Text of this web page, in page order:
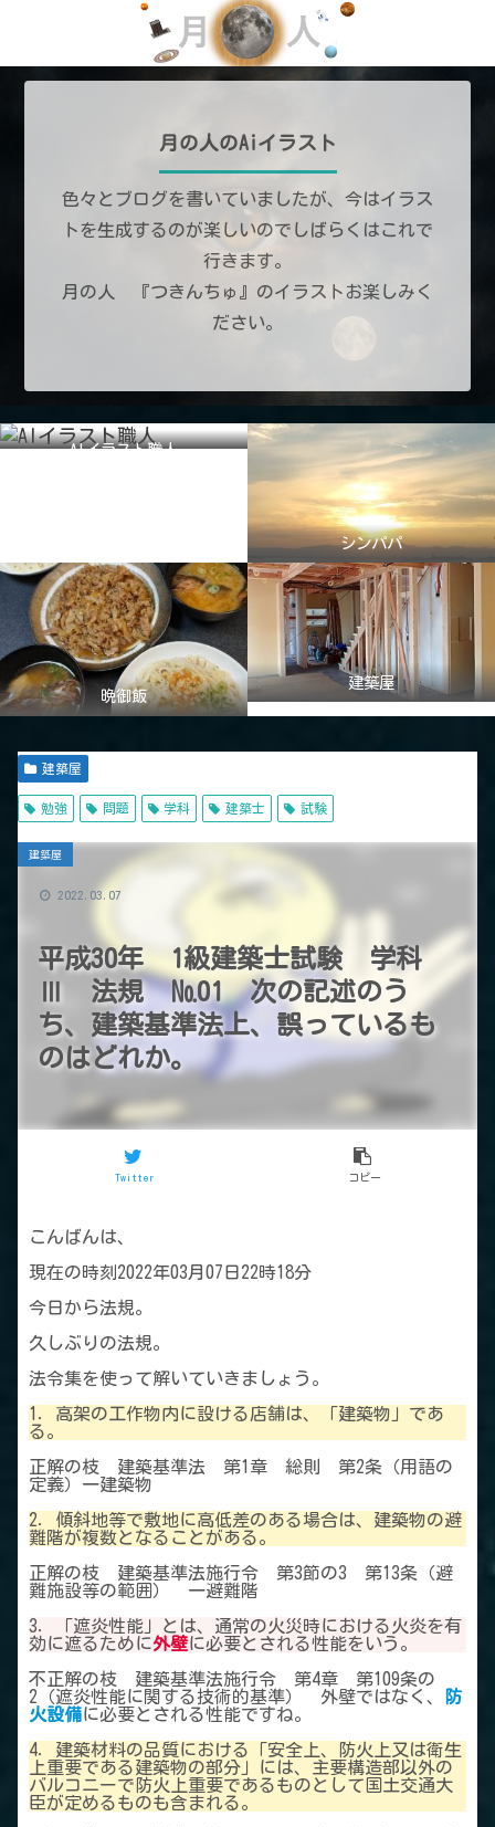
月の人のAiイラスト
色々とブログを書いていましたが、今はイラス
トを生成するのが楽しいのでしばらくはこれで
行きます。
月の人 『つきんちゅ』のイラストお楽しみく
ださい。
AIイラスト職人
シンパパ
晩御飯
建築屋
建築屋
勉強 問題 学科 建築士 試験
平成30年 1級建築士試験 学科
Ⅲ 法規 №01 次の記述のう
ち、建築基準法上、誤っているも
のはどれか。
建築屋
Twitter コピー
2022.03.07
こんばんは、
現在の時刻2022年03月07日22時18分
今日から法規。
久しぶりの法規。
法令集を使って解いていきましょう。
1．高架の工作物内に設ける店舗は、「建築物」であ
る。
正解の枝 建築基準法 第1章 総則 第2条（用語の
定義）一建築物
2．傾斜地等で敷地に高低差のある場合は、建築物の避
難階が複数となることがある。
正解の枝 建築基準法施行令 第3節の3 第13条（避
難施設等の範囲） 一避難階
3．「遮炎性能」とは、通常の火災時における火炎を有
効に遮るために外壁に必要とされる性能をいう。
不正解の枝 建築基準法施行令 第4章 第109条の
2（遮炎性能に関する技術的基準） 外壁ではなく、
防
火設備に必要とされる性能ですね。
4．建築材料の品質における「安全上、防火上又は衛生
上重要である建築物の部分」には、主要構造部以外の
バルコニーで防火上重要であるものとして国土交通大
臣が定めるものも含まれる。